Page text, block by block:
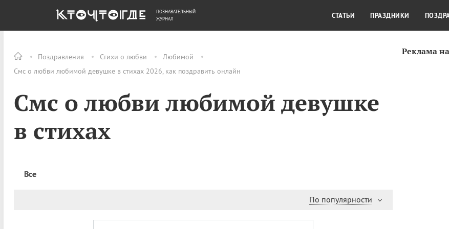
Поздравления Стихи о любви
Любимой
Смс о любви любимой девушке в стихах 2026, как поздравить онлайн
Смс о любви любимой девушке
в стихах
Все
По популярности
Реклама
ОБЩЕСТВО ДЕНЬГИ КУЛЬТУРА
ПОЗНАВАТЕЛЬНЫЙ
ЖУРНАЛ
СТАТЬИ ПРАЗДНИКИ